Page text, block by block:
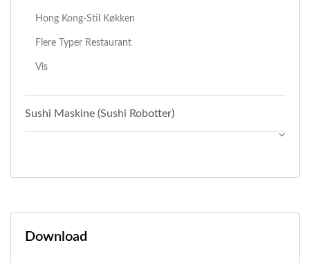
Hong Kong-Stil Køkken
Flere Typer Restaurant
Vis
Sushi Maskine (Sushi Robotter)
Download